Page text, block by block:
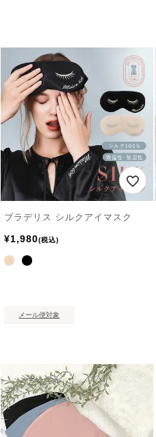
ブラデリス シルクアイマスク
¥1,980 税込
メール便対象